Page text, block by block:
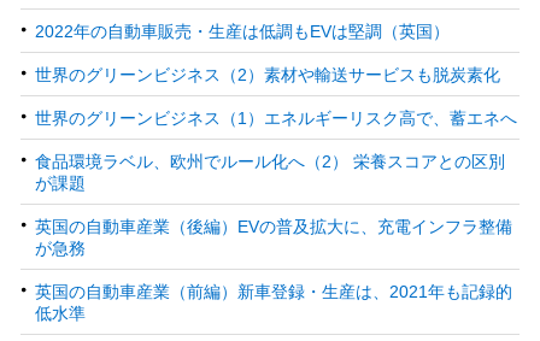
2022年の自動車販売・生産は低調もEVは堅調（英国）
世界のグリーンビジネス（2）素材や輸送サービスも脱炭素化
世界のグリーンビジネス（1）エネルギーリスク高で、蓄エネへ
食品環境ラベル、欧州でルール化へ（2） 栄養スコアとの区別
が課題
英国の自動車産業（後編）EVの普及拡大に、充電インフラ整備
が急務
英国の自動車産業（前編）新車登録・生産は、2021年も記録的
低水準